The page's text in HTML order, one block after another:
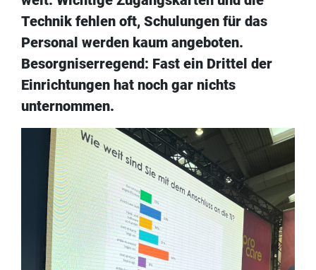
Technik fehlen oft, Schulungen für das
Personal werden kaum angeboten.
Besorgniserregend: Fast ein Drittel der
Einrichtungen hat noch gar nichts
unternommen.